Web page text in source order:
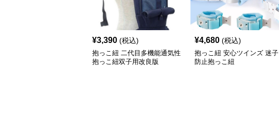
¥3,390 (税込)
抱っこ紐 二代目多機能通気性
抱っこ紐双子用改良版
¥4,680 (税込)
抱っこ紐 安心ツインズ 迷子
防止抱っこ紐